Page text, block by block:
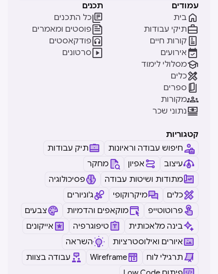
עמודים
בית 
תיקי עבודות
קורות חיים 
אירועים 
מסלולי לימוד
כלים
ספרים 
מקורות
נתוני שכר
תכנים
כל התכנים
פוסטים ומאמרים
פודקאסטים
סרטונים
קטגוריות
חיפוש עבודה וראיונות
תיק עבודות
עיצוב
אפיון
מחקר
מתודות ושיטות עבודה
פסיכולוגיה
כלים
מיקרוקופי
ג'וניורים
פרוטוטייפ
מוקאפים והדמיות
צבעים
בינה מלאכותית
טיפוגרפיה
אייקונים
איורים ואילוסטרציות
השראה
תרגילי לוח
Wireframe
עבודה בצוות